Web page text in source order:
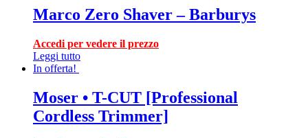
Marco Zero Shaver – Barburys
Accedi per vedere il prezzo
Leggi tutto
In offerta!
Moser • T-CUT [Professional
Cordless Trimmer]